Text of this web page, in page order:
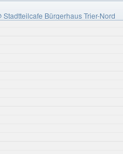
Stadtteilcafe Bürgerhaus Trier-Nord